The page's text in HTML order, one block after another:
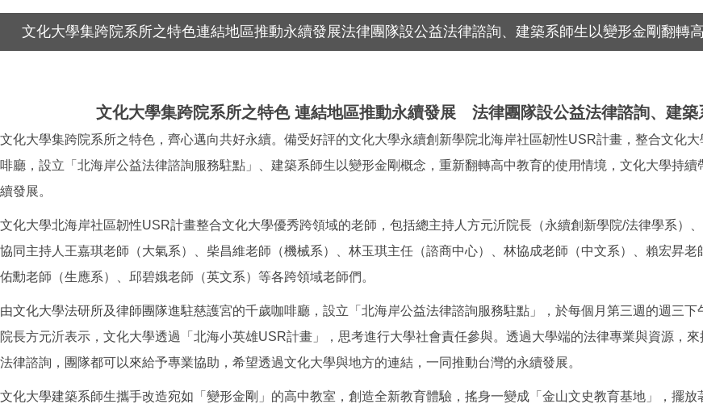
文化大學集跨院系所之特色連結地區推動永續發展法律團隊設公益法律諮詢、建築系師生以變形金剛翻轉
文化大學集跨院系所之特色 連結地區推動永續發展 法律團隊設公益法律諮詢、建
文化大學集跨院系所之特色，齊心邁向共好永續。備受好評的文化大學永續創新學院北海岸社區韌性USR計畫，整合文化
啡廳，設立「北海岸公益法律諮詢服務駐點」、建築系師生以變形金剛概念，重新翻轉高中教育的使用情境，文化大學持
續發展。
文化大學北海岸社區韌性USR計畫整合文化大學優秀跨領域的老師，包括總主持人方元沂院長（永續創新學院/法律學系）
協同主持人王嘉琪老師（大氣系）、柴昌維老師（機械系）、林玉琪主任（諮商中心）、林協成老師（中文系）、賴宏昇
佑勳老師（生應系）、邱碧娥老師（英文系）等各跨領域老師們。
由文化大學法研所及律師團隊進駐慈護宮的千歲咖啡廳，設立「北海岸公益法律諮詢服務駐點」，於每個月第三週的週三
院長方元沂表示，文化大學透過「北海小英雄USR計畫」，思考進行大學社會責任參與。透過大學端的法律專業與資源，
法律諮詢，團隊都可以來給予專業協助，希望透過文化大學與地方的連結，一同推動台灣的永續發展。
文化大學建築系師生攜手改造宛如「變形金剛」的高中教室，創造全新教育體驗，搖身一變成「金山文史教育基地」，擺